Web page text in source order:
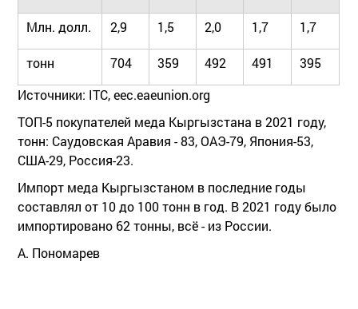
Млн. долл. 2,9 1,5 2,0 1,7 1,7
тонн 704 359 492 491
395
Источники: ITC, eec.eaeunion.org
ТОП-5 покупателей меда Кыргызстана в 2021 году,
тонн: Саудовская Аравия - 83, ОАЭ-79, Япония-53,
США-29, Россия-23.
Импорт меда Кыргызстаном в последние годы
составлял от 10 до 100 тонн в год. В 2021 году было
импортировано 62 тонны, всё - из России.
А. Пономарев